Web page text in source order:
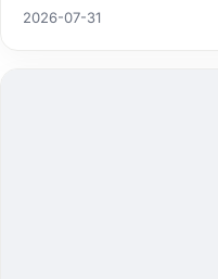
2026-07-31